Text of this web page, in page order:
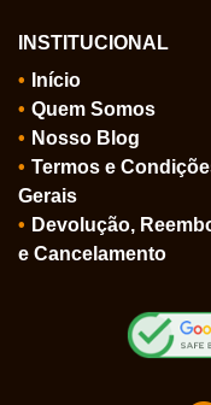
INSTITUCIONAL
Início
Quem Somos
Nosso Blog
Termos e
Gerais
Devolução,
e Cancelamento